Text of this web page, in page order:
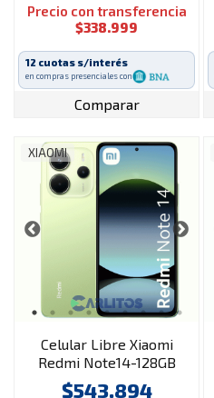
Precio con transferencia
$338.999
12 cuotas s/interés
en compras presenciales con
Comparar
XIAOMI
Celular Libre Xiaomi
Redmi Note14-128GB
Verde
$543.894